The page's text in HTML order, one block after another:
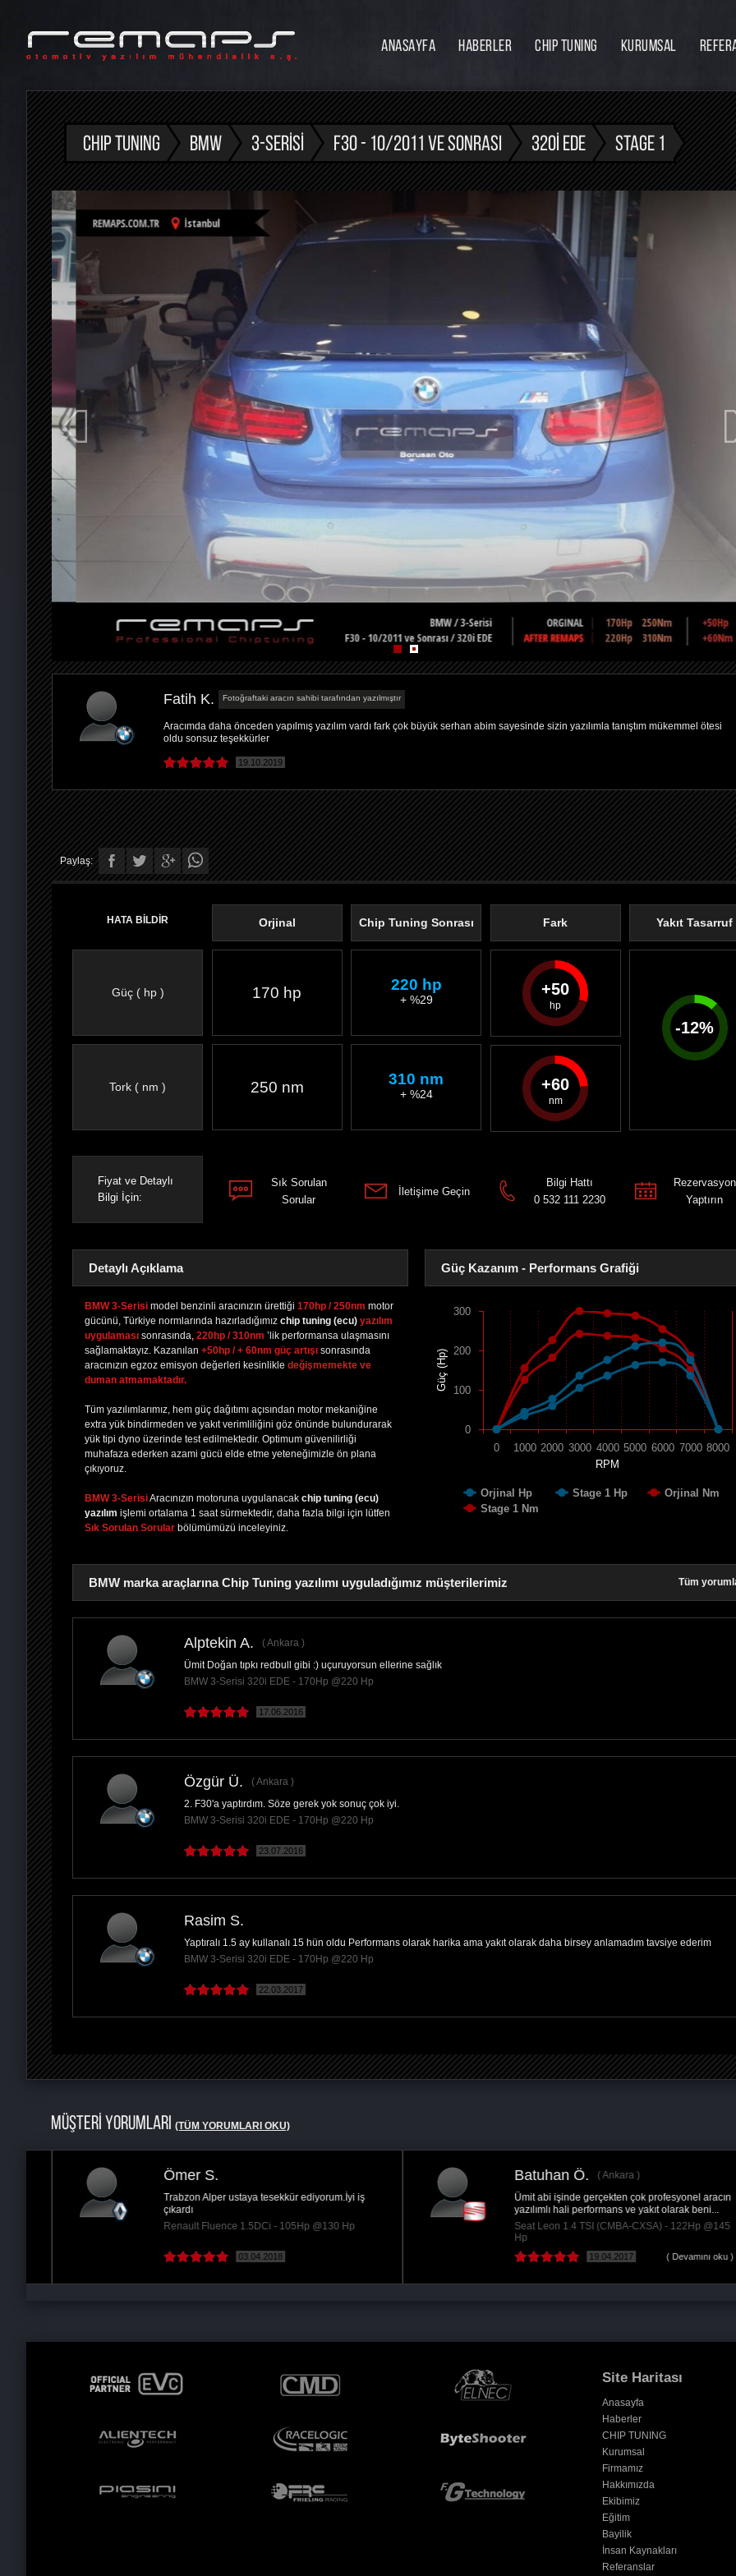
ANASAYFA HABERLER CHIP TUNING KURUMSAL
CHIP TUNING BMW 3-SERISI F30 - 10/2011 VE SONRASI 320I EDE STAGE 1
Fatih K. Fotoğraftaki aracın sahibi tarafından yazılmıştır
Aracımda daha önceden yapılmış yazılım vardı fark çok büyük serhan abim sayesinde sizin yazılımla tanıştım mükemmel ötesi
oldu sonsuz teşekkürler
19.10.2019
Paylaş:
PAYLAŞPAYLAŞPLUS'TA
PAYLAŞ
PAYLAŞ
HATA BİLDİR
Güç ( hp )
Tork ( nm )
Orjinal
170 hp
250 nm
Chip Tuning Sonrası
220 hp
+ %29
310 nm
+ %24
Fark
50
60
Yakıt Tasarruf
-12%
Fiyat ve Detaylı
Bilgi İçin:
Sık Sorulan
Sorular
İletişime Geçin
Bilgi Hattı
0 532 111 2230
Rezervasyon
Yaptırın
Detaylı Açıklama
BMW 3-Serisi model benzinli aracınızın ürettiği 170hp / 250nm motor
gücünü, Türkiye normlarında hazırladığımız chip tuning (ecu) yazılım
uygulaması sonrasında, 220hp / 310nm ’lik performansa ulaşmasını
sağlamaktayız. Kazanılan +50hp / + 60nm güç artışı sonrasında
aracınızın egzoz emisyon değerleri kesinlikle değişmemekte ve
duman atmamaktadır.
Tüm yazılımlarımız, hem güç dağıtımı açısından motor mekaniğine
extra yük bindirmeden ve yakıt verimliliğini göz önünde bulundurarak
yük tipi dyno üzerinde test edilmektedir. Optimum güvenilirliği
muhafaza ederken azami gücü elde etme yeteneğimizle ön plana
çıkıyoruz.
BMW 3-SerisiAracınızın motoruna uygulanacak chip tuning (ecu)
yazılım işlemi ortalama 1 saat sürmektedir, daha fazla bilgi için lütfen
Sık Sorulan Sorular bölümümüzü inceleyiniz.
Güç Kazanım - Performans Grafiği
RPM
Güç (Hp)
Orjinal Hp Stage 1 Hp
Orjinal Nm
Stage 1 Nm
0 1000 2000 3000 4000 5000 6000 7000 8000
0
100
200
300
BMW marka araçlarına Chip Tuning yazılımı uyguladığımız müşterilerimiz Tüm
Alptekin A.
Ankara
Ümit Doğan tıpkı redbull gibi :) uçuruyorsun ellerine sağlık
BMW 3-Serisi 320i EDE - 170Hp @220 Hp
17.06.2016
Özgür Ü.
Ankara
2. F30'a yaptırdım. Söze gerek yok sonuç çok iyi.
BMW 3-Serisi 320i EDE - 170Hp @220 Hp
23.07.2016
Rasim S.
Yaptıralı 1.5 ay kullanalı 15 hün oldu Performans olarak harika ama yakıt olarak daha birsey anlamadım tavsiye ederim
BMW 3-Serisi 320i EDE - 170Hp @220 Hp
22.03.2017
MÜŞTERİ YORUMLARI (TÜM YORUMLARI OKU)
Ömer S.
Trabzon Alper ustaya tesekkür ediyorum.İyi iş
çıkardı
Renault Fluence 1.5DCi - 105Hp @130 Hp
03.04.2018
Batuhan Ö.
Ankara
Ümit abi işinde gerçekten çok profesyonel aracın
yazılımlı hali performans ve yakıt olarak beni...
Seat Leon 1.4 TSI (CMBA-CXSA) - 122Hp @145
19.04.2017 ( Devamını oku )
Site Haritası
Anasayfa
Haberler
CHIP TUNING
Kurumsal
Firmamız
Hakkımızda
Ekibimiz
Eğitim
Bayilik
İnsan Kaynakları
Referanslar